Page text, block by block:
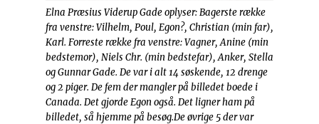
Elna Præsius Viderup Gade oplyser: Bagerste række
fra venstre: Vilhelm, Poul, Egon?, Christian (min far),
Karl. Forreste række fra venstre: Vagner, Anine (min
bedstemor), Niels Chr. (min bedstefar), Anker, Stella
og Gunnar Gade. De var i alt 14 søskende, 12 drenge
og 2 piger. De fem der mangler på billedet boede i
Canada. Det gjorde Egon også. Det ligner ham på
billedet, så hjemme på besøg.De øvrige 5 der var